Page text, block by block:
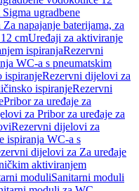
ugradbene
napajanje baterijama, za
cmUređaji za aktiviranje
ispiranjaRezervni
WC-a s pneumatskim
ispiranjeRezervni dijelovi za
ispiranjeRezervni
Pribor za uređaje za
za Pribor za uređaje za
Rezervni dijelovi za
ispiranja WC-a s
dijelovi za Za uređaje
aktiviranjem
moduliSanitarni moduli